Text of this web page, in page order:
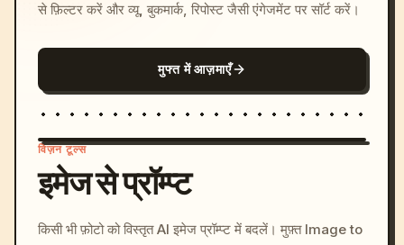
से फ़िल्टर करें और व्यू, बुकमार्क, रिपोस्ट जैसी एंगेजमेंट पर सॉर्ट करें।
मुफ्त में आज़माएँ
c, cyberpunk sunset, neon
विज़न टूल्स
इमेज से प्रॉम्प्ट
किसी भी फ़ोटो को विस्तृत AI इमेज प्रॉम्प्ट में बदलें। मुफ़्त Image to